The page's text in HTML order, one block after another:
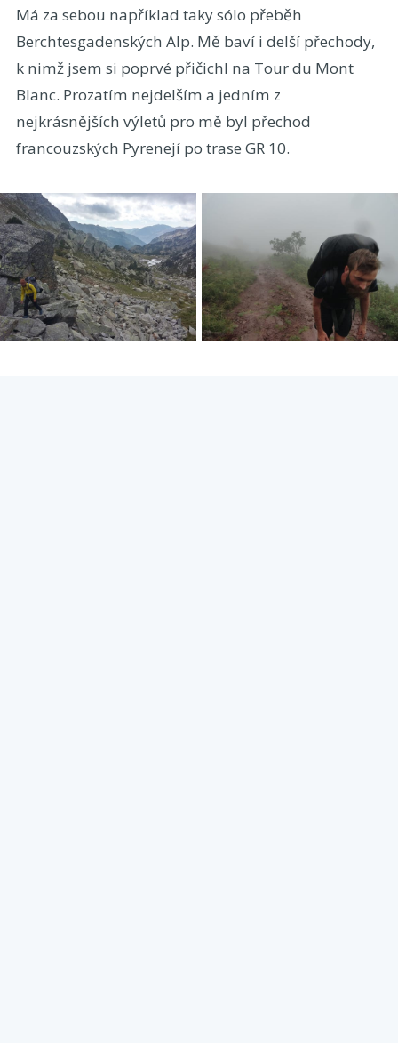
Má za sebou například taky sólo přeběh
Berchtesgadenských Alp. Mě baví i delší přechody,
k nimž jsem si poprvé přičichl na Tour du Mont
Blanc. Prozatím nejdelším a jedním z
nejkrásnějších výletů pro mě byl přechod
francouzských Pyrenejí po trase GR 10.